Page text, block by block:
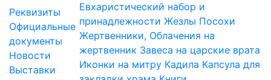
Реквизиты
Официальные
документы
Новости
Выставки
Евхаристический набор и
принадлежности Жезлы Посохи
Жертвенники, Облачения на
жертвенник Завеса на царские врата
Иконки на митру Кадила Капсула для